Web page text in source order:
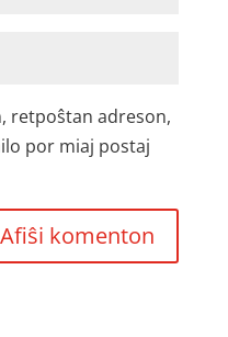
retpoŝtan adreson,
por miaj postaj